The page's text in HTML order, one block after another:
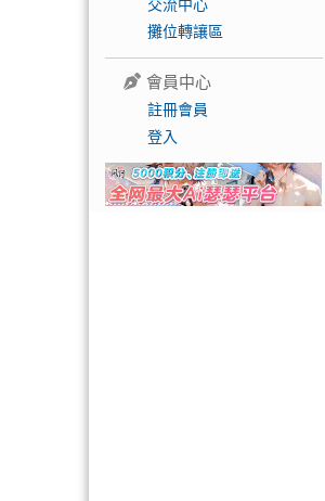
交流中心
攤位轉讓區
會員中心
註冊會員
登入